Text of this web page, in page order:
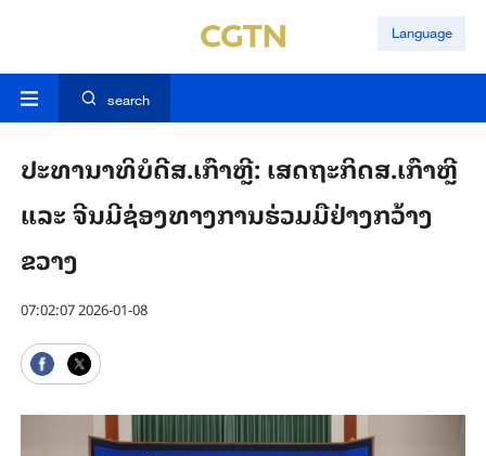
Language
search
ປະ​ທາ​ນາ​ທິ​ບໍ​ດີ​ສ.ເກົາ​ຫຼີ: ເສດ​ຖະ​ກິດ​ສ.ເກົາ​ຫຼີ
ແລະ ຈີນ​ມີ​ຊ່ອງ​ທາງ​ການ​ຮ່ວມ​ມື​ຢ່າງກວ້າງ​
ຂວາງ
07:02:07 2026-01-08